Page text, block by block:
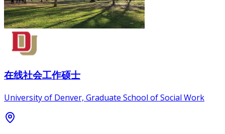
在线社会工作硕士
University of Denver, Graduate School of Social Work